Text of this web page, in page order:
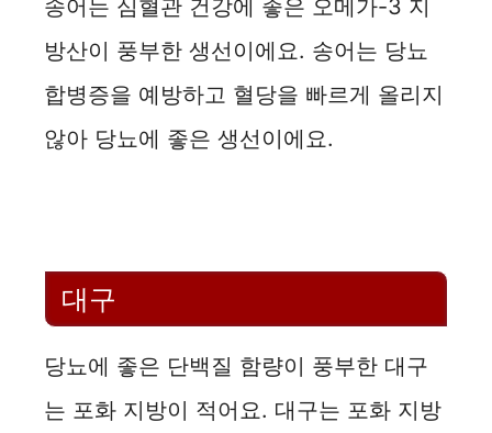
송어는 심혈관 건강에 좋은 오메가-3 지
방산이 풍부한 생선이에요. 송어는 당뇨
합병증을 예방하고 혈당을 빠르게 올리지
않아 당뇨에 좋은 생선이에요.
대구
당뇨에 좋은 단백질 함량이 풍부한 대구
는 포화 지방이 적어요. 대구는 포화 지방